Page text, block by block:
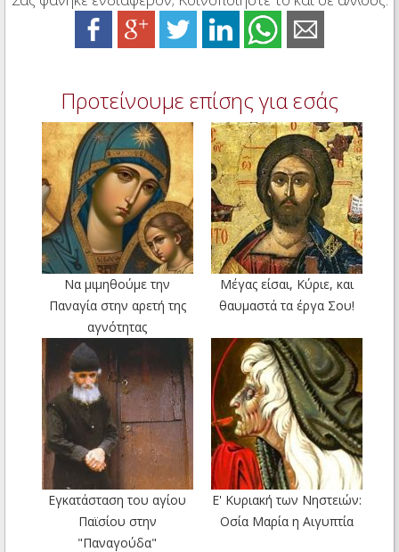
Προτείνουμε επίσης για εσάς
Να μιμηθούμε την
Παναγία στην αρετή της
αγνότητας
Μέγας είσαι, Κύριε, και
θαυμαστά τα έργα Σου!
Εγκατάσταση του αγίου
Παϊσίου στην
"Παναγούδα"
Ε' Κυριακή των Νηστειών:
Οσία Μαρία η Αιγυπτία